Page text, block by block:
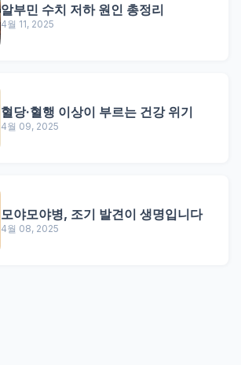
알부민 수치 저하 원인 총정리
4월 11, 2025
혈당·혈행 이상이 부르는 건강 위기
4월 09, 2025
모야모야병, 조기 발견이 생명입니다
4월 08, 2025